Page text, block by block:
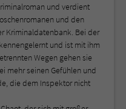
und verdient
und den
Kriminaldatenbank. Bei der
und ist mit ihm
Wegen gehen sie
mehr seinen Gefühlen und
die dem Inspektor nicht